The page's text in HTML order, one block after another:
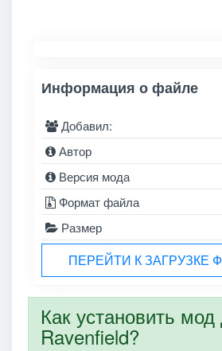
Информация о файле
Добавил:
Автор
Версия мода
Формат файла
Размер
ПЕРЕЙТИ К ЗАГРУЗКЕ
Как установить
Ravenfield?